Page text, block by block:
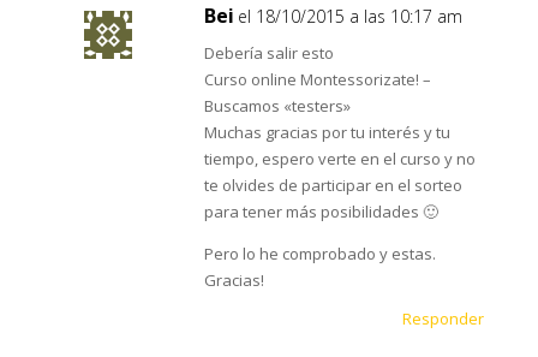
Bei el 18/10/2015 a las 10:17 am
Debería salir esto
Curso online Montessorizate! –
Buscamos «testers»
Muchas gracias por tu interés y tu
tiempo, espero verte en el curso y no
te olvides de participar en el sorteo
para tener más posibilidades 🙂
Pero lo he comprobado y estas.
Gracias!
Responder